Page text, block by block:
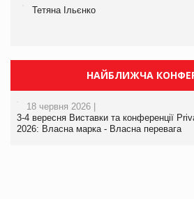
Тетяна Ільєнко
НАЙБЛИЖЧА
18 червня 2026 |
3-4 вересня Виставки та конференції
2026: Власна марка - Власна перевага